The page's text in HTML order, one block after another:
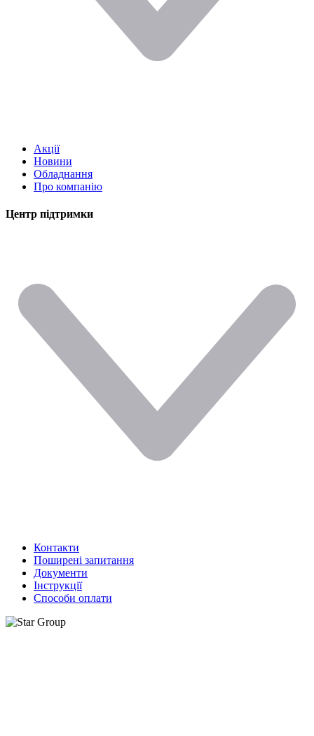
Акції
Новини
Обладнання
Про компанію
Центр підтримки
Контакти
Поширені запитання
Документи
Інструкції
Способи оплати